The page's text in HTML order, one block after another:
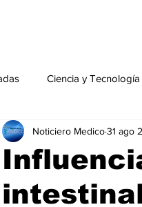
Ciencia y Tecnología
Salud Mental
Actualidad especial
Noticiero Medico31 ago